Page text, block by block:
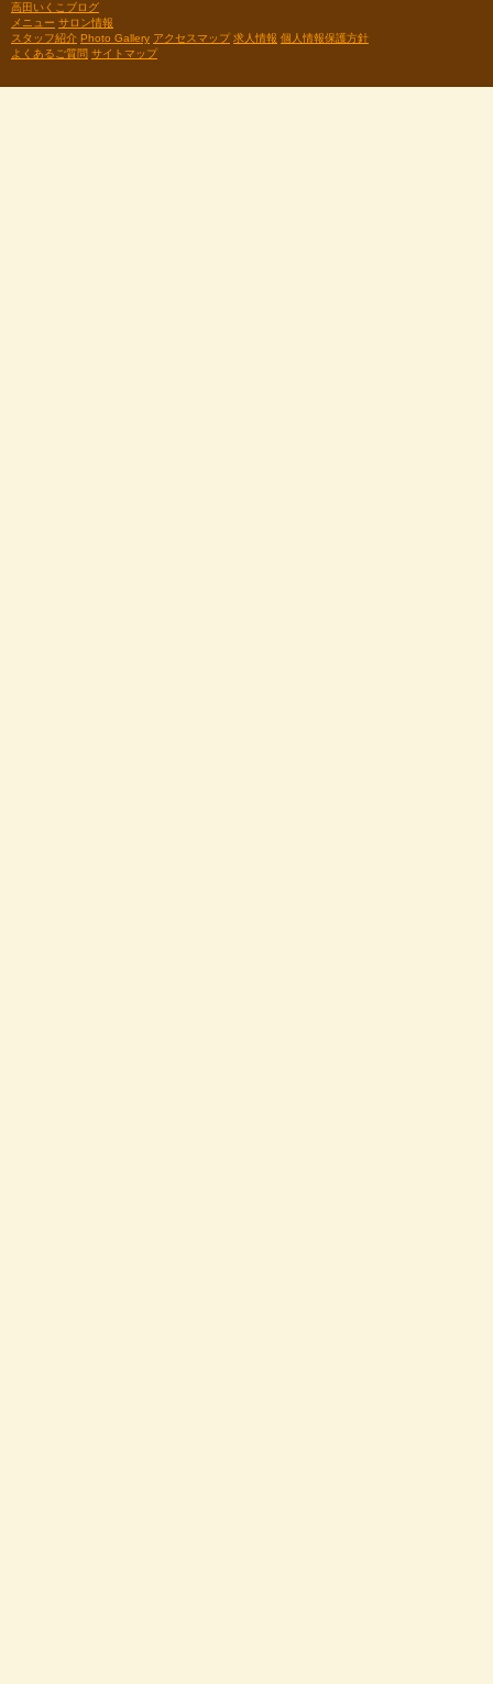
高田いくこブログ
メニュー サロン情報
スタッフ紹介 Photo Gallery アクセスマップ 求人情報 個人情報保護方針
よくあるご質問 サイトマップ